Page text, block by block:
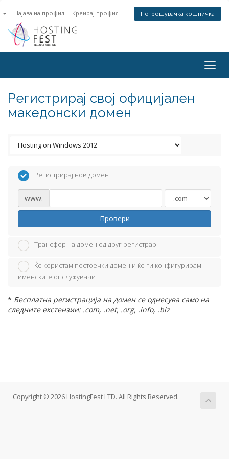
Најава на профил Креирај профил Потрошувачка кошничка
Регистрирај свој официјален
македонски домен
Регистрирај нов домен
www.
Провери
Трансфер на домен од друг регистрар
Ќе користам постоечки домен и ќе ги конфигурирам
именските опслужувачи
* Бесплатна регистрација на домен се однесува само на
следните екстензии: .com, .net, .org, .info, .biz
Copyright © 2026 HostingFest LTD. All Rights Reserved.